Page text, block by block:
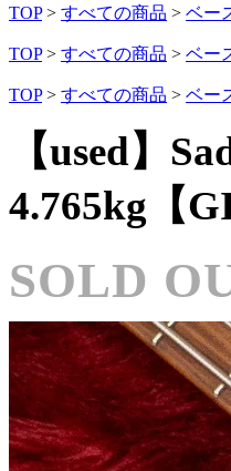
TOP > すべての商品 > ベー
TOP > すべての商品 > ベー
TOP > すべての商品 > ベー
【used】
4.765kg【
SOLD